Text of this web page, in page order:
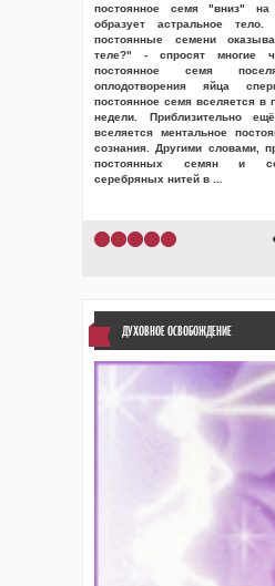
постоянное семя "вниз"
образует астральное
постоянные семени
теле?" - спросят многие
постоянное семя
оплодотворения яйца
постоянное семя вселяется в
недели. Приблизительно
вселяется ментальное
сознания. Другими словами,
постоянных семян и
серебряных нитей в
ДУХОВНОЕ ОСВОБОЖДЕНИЕ